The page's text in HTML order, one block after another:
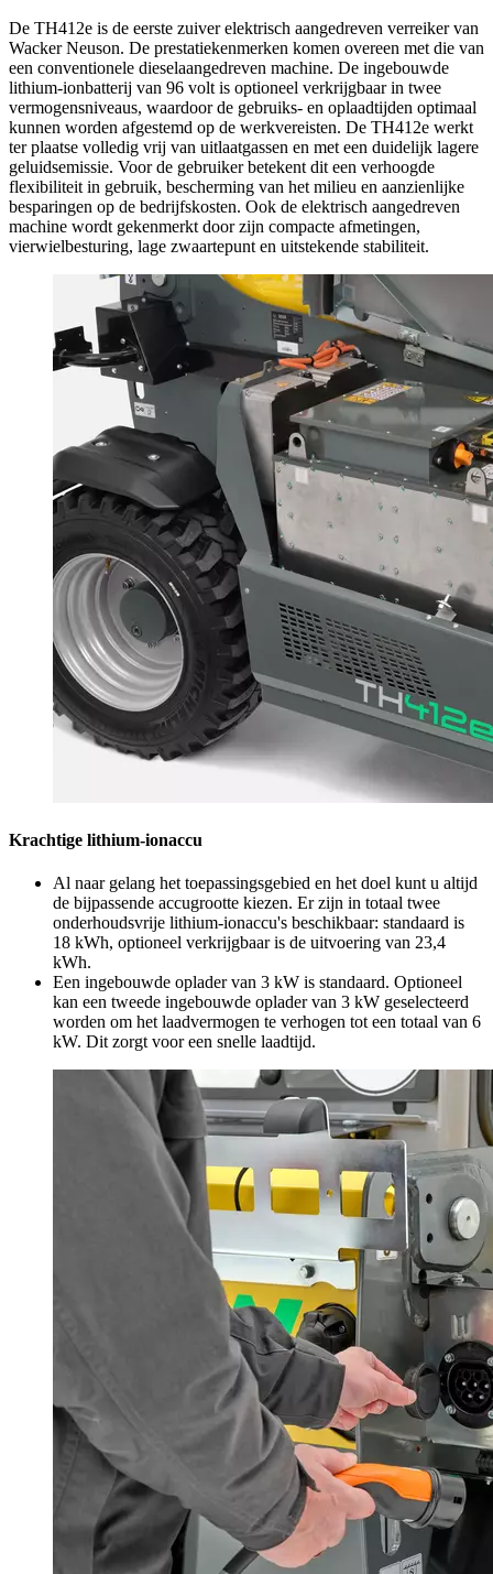
De TH412e is de eerste zuiver elektrisch aangedreven verreiker van
Wacker Neuson. De prestatiekenmerken komen overeen met die van
een conventionele dieselaangedreven machine. De ingebouwde
lithium-ionbatterij van 96 volt is optioneel verkrijgbaar in twee
vermogensniveaus, waardoor de gebruiks- en oplaadtijden optimaal
kunnen worden afgestemd op de werkvereisten. De TH412e werkt
ter plaatse volledig vrij van uitlaatgassen en met een duidelijk lagere
geluidsemissie. Voor de gebruiker betekent dit een verhoogde
flexibiliteit in gebruik, bescherming van het milieu en aanzienlijke
besparingen op de bedrijfskosten. Ook de elektrisch aangedreven
machine wordt gekenmerkt door zijn compacte afmetingen,
vierwielbesturing, lage zwaartepunt en uitstekende stabiliteit.
Krachtige lithium-ionaccu
Al naar gelang het toepassingsgebied en het doel kunt u altijd
de bijpassende accugrootte kiezen. Er zijn in totaal twee
onderhoudsvrije lithium-ionaccu's beschikbaar: standaard is
18 kWh, optioneel verkrijgbaar is de uitvoering van 23,4
kWh.
Een ingebouwde oplader van 3 kW is standaard. Optioneel
kan een tweede ingebouwde oplader van 3 kW geselecteerd
worden om het laadvermogen te verhogen tot een totaal van 6
kW. Dit zorgt voor een snelle laadtijd.